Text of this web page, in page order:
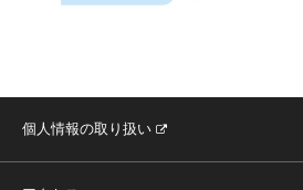
個人情報の取り扱い